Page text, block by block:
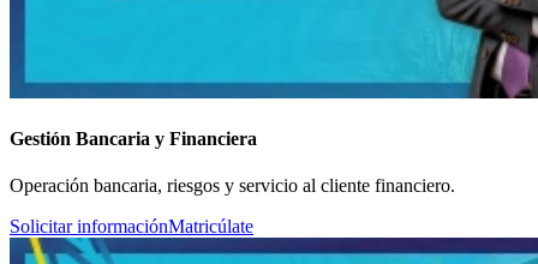
Gestión Bancaria y Financiera
Operación bancaria, riesgos y servicio al cliente financiero.
Solicitar informaciónMatricúlate